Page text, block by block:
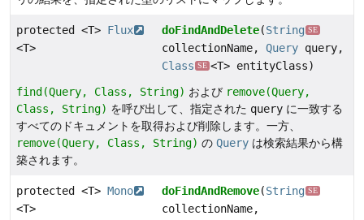
protected <T> Flux
<T>
doFindAndDelete(String SE
collectionName,Query query,
Class SE <T> entityClass)
find(Query, Class, String) および remove(Query,
Class, String) を呼び出して、指定された query に一致する
すべてのドキュメントを取得および削除します。一方、
remove(Query, Class, String) の Query は検索結果から構
築されます。
protected <T> Mono
<T>
doFindAndRemove(String SE
collectionName,